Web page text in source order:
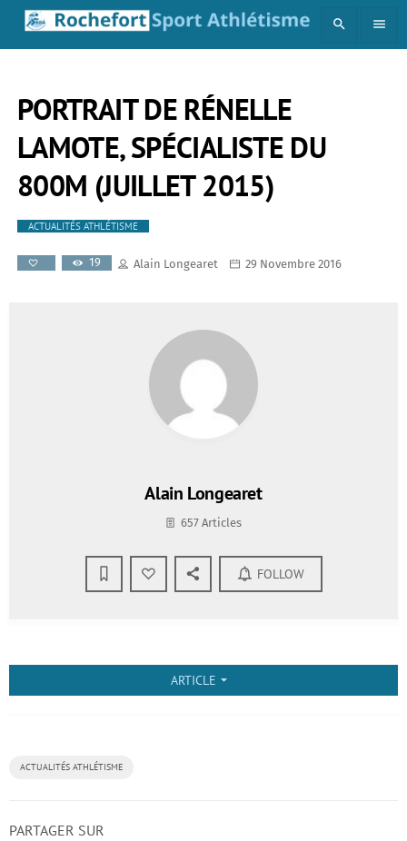
search menu
PORTRAIT DE RÉNELLE
LAMOTE, SPÉCIALISTE DU
800M (JUILLET 2015)
ACTUALITÉS ATHLÉTISME
19 Alain Longearet 29 Novembre 2016
Alain Longearet
657 Articles
FOLLOW
ARTICLE arrow_drop_down
ACTUALITÉS ATHLÉTISME
PARTAGER SUR